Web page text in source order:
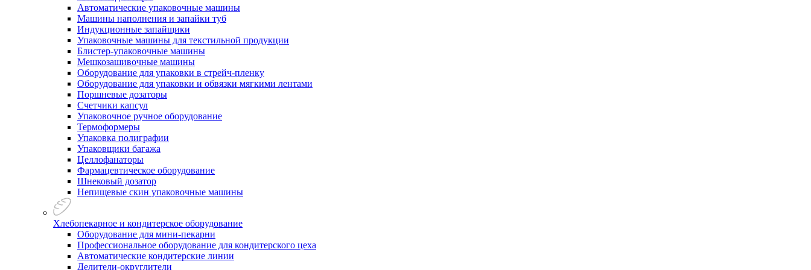
Автоматические упаковочные машины
Машины наполнения и запайки туб
Индукционные запайщики
Упаковочные машины для текстильной продукции
Блистер-упаковочные машины
Мешкозашивочные машины
Оборудование для упаковки в стрейч-пленку
Оборудование для упаковки и обвязки мягкими лентами
Поршневые дозаторы
Счетчики капсул
Упаковочное ручное оборудование
Термоформеры
Упаковка полиграфии
Упаковщики багажа
Целлофанаторы
Фармацевтическое оборудование
Шнековый дозатор
Непищевые скин упаковочные машины
Хлебопекарное и кондитерское оборудование
Оборудование для мини-пекарни
Профессиональное оборудование для кондитерского цеха
Автоматические кондитерские линии
Делители-округлители